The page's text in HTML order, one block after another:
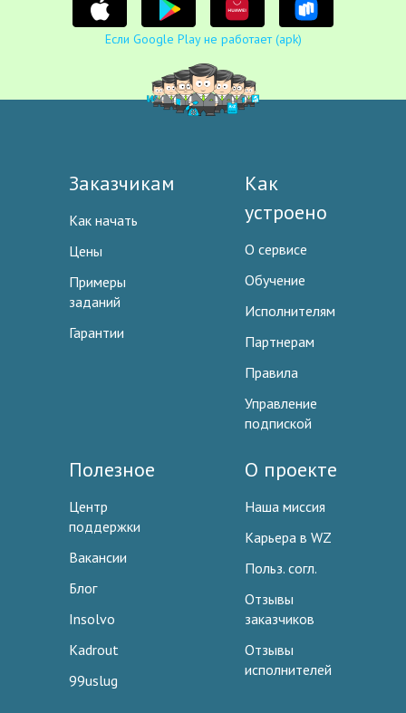
Если Google Play не работает (apk)
Заказчикам
Как начать
Цены
Примеры
заданий
Гарантии
Как
устроено
О сервисе
Обучение
Исполнителям
Партнерам
Правила
Управление
подпиской
Полезное
Центр
поддержки
Вакансии
Блог
Insolvo
Kadrout
99uslug
О проекте
Наша миссия
Карьера в WZ
Польз. согл.
Отзывы
заказчиков
Отзывы
исполнителей